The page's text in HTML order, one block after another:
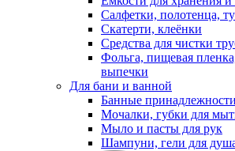
Салфетки, полотенца,
Скатерти, клеёнки
Средства для чистки
Фольга, пищевая
выпечки
Для бани и ванной
Банные принадлежности
Мочалки, губки для
Мыло и пасты для рук
Шампуни, гели для